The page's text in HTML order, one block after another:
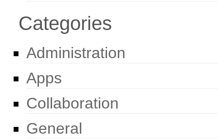
Categories
Administration
Apps
Collaboration
General